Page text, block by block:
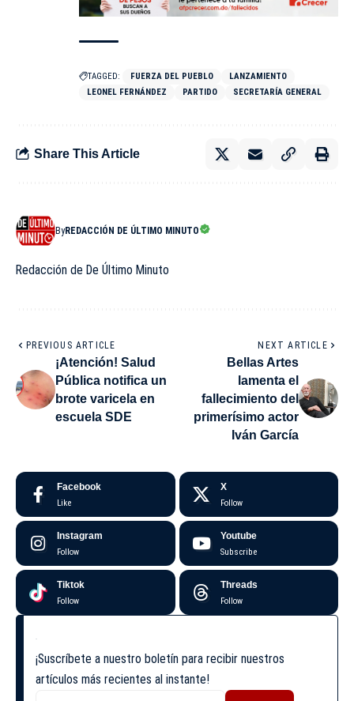
TAGGED: FUERZA DEL PUEBLO
LANZAMIENTO
LEONEL FERNÁNDEZ
PARTIDO SECRETARÍA GENERAL
Share This Article
ByREDACCIÓN DE ÚLTIMO MINUTO
Redacción de De Último Minuto
PREVIOUS ARTICLE
¡Atención! Salud
Pública notifica un
brote varicela en
escuela SDE
NEXT ARTICLE
Bellas Artes
lamenta el
fallecimiento del
primerísimo actor
Iván García
Facebook
Like
X
Follow
Instagram
Follow
Youtube
Subscribe
Tiktok
Follow
Threads
Follow
¡Suscríbete a nuestro boletín para recibir nuestros
artículos más recientes al instante!